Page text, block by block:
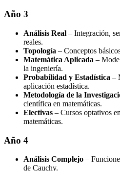
Año 3
Análisis Real – Integración,
reales.
Topología – Conceptos
Matemática Aplicada –
la ingeniería.
Probabilidad y Estadística –
aplicación estadística.
Metodología de la
científica en matemáticas.
Electivas – Cursos optativos
matemáticas.
Año 4
Análisis Complejo –
de Cauchy.